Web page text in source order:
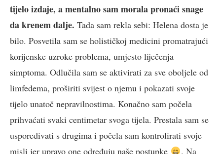
tijelo izdaje, a mentalno sam morala pronaći snage
da krenem dalje. Tada sam rekla sebi: Helena dosta je
bilo. Posvetila sam se holističkoj medicini promatrajući
korijenske uzroke problema, umjesto liječenja
simptoma. Odlučila sam se aktivirati za sve oboljele od
limfedema, proširiti svijest o njemu i pokazati svoje
tijelo unatoč nepravilnostima. Konačno sam počela
prihvaćati svaki centimetar svoga tijela. Prestala sam se
uspoređivati s drugima i počela sam kontrolirati svoje
misli jer upravo one određuju naše postupke
. Na